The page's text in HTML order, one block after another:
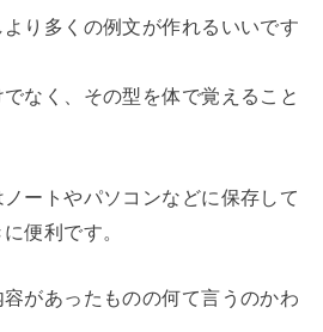
り多くの例文が作れるいいです
なく、その型を体で覚えること
ートやパソコンなどに保存して
便利です。
があったものの何て言うのかわ